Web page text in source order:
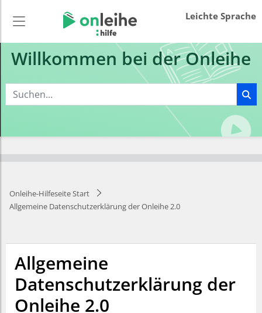
Leichte Sprache
Willkommen bei der Onleihe
Onleihe-Hilfeseite Start
Allgemeine Datenschutzerklärung der Onleihe 2.0
Allgemeine
Datenschutzerklärung der
Onleihe 2.0